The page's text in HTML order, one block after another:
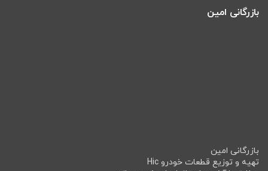
بازرگانی امین
بازرگانی امین
تهیه و توزیع قطعات خودرو Hic